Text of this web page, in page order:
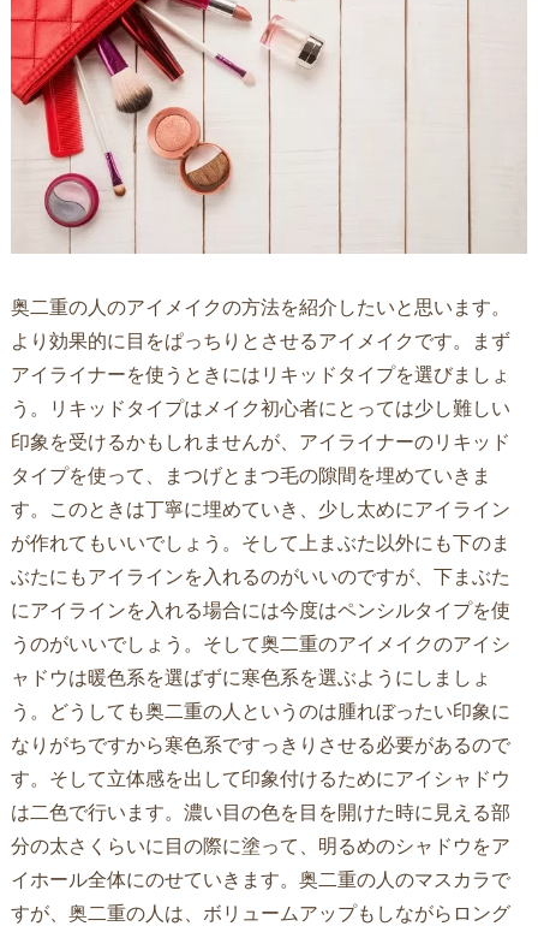
奥二重の人のアイメイクの方法を紹介したいと思います。
より効果的に目をぱっちりとさせるアイメイクです。まず
アイライナーを使うときにはリキッドタイプを選びましょ
う。リキッドタイプはメイク初心者にとっては少し難しい
印象を受けるかもしれませんが、アイライナーのリキッド
タイプを使って、まつげとまつ毛の隙間を埋めていきま
す。このときは丁寧に埋めていき、少し太めにアイライン
が作れてもいいでしょう。そして上まぶた以外にも下のま
ぶたにもアイラインを入れるのがいいのですが、下まぶた
にアイラインを入れる場合には今度はペンシルタイプを使
うのがいいでしょう。そして奥二重のアイメイクのアイシ
ャドウは暖色系を選ばずに寒色系を選ぶようにしましょ
う。どうしても奥二重の人というのは腫れぼったい印象に
なりがちですから寒色系ですっきりさせる必要があるので
す。そして立体感を出して印象付けるためにアイシャドウ
は二色で行います。濃い目の色を目を開けた時に見える部
分の太さくらいに目の際に塗って、明るめのシャドウをア
イホール全体にのせていきます。奥二重の人のマスカラで
すが、奥二重の人は、ボリュームアップもしながらロング